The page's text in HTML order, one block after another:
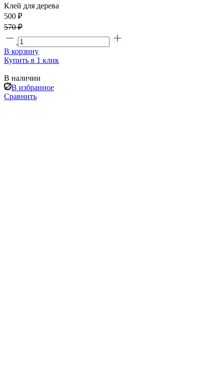
Клей для дерева
500 ₽
570 ₽
В корзину
Купить в 1 клик
В наличии
В избранное
Сравнить